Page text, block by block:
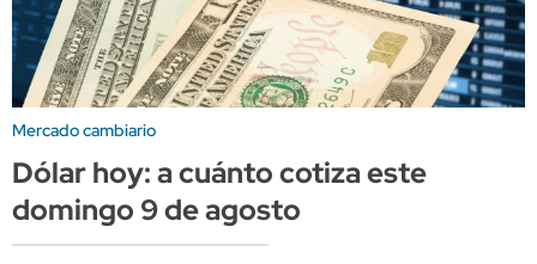
Mercado cambiario
Dólar hoy: a cuánto cotiza este
domingo 9 de agosto